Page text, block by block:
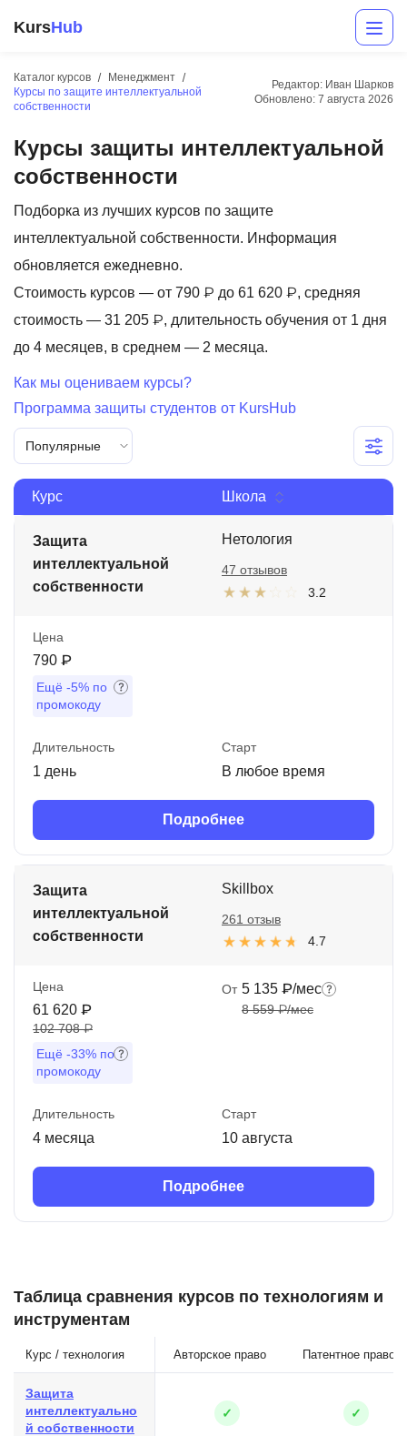
KursHub
Каталог курсов
Менеджмент
Курсы по защите интеллектуальной
собственности
Редактор: Иван Шарков
Обновлено: 7 августа 2026
Курсы защиты интеллектуальной
собственности
Подборка из лучших курсов по защите
интеллектуальной собственности. Информация
обновляется ежедневно.
Стоимость курсов — от 790 ₽ до 61 620 ₽, средняя
стоимость — 31 205 ₽, длительность обучения от 1 дня
до 4 месяцев, в среднем — 2 месяца.
Как мы оцениваем курсы?
Программа защиты студентов от KursHub
Популярные
Курс Школа
Защита
интеллектуальной
собственности
Нетология
3.2
47 отзывов
Цена
790 ₽
Ещё -5% по
промокоду
Длительность
1 день
Старт
В любое время
Подробнее
Защита
интеллектуальной
собственности
Skillbox
4.7
261 отзыв
Цена
61 620 ₽
102 708 ₽
Ещё -33% по
промокоду
От 5 135 ₽/мес
8 559 ₽/мес
Длительность
4 месяца
Старт
10 августа
Подробнее
Таблица сравнения курсов по технологиям и
инструментам
Курс / технология Авторское право Патентное право
Защита
интеллектуально
й собственности
✓ ✓
Разработка
Маркетинг
Дизайн
Аналитика
Менеджмент
Иностранные языки
Soft Skills
ДПО
Детям
Акции и промокоды